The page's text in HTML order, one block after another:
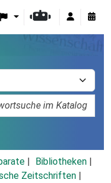
Bibliotheken
Zeitschriften